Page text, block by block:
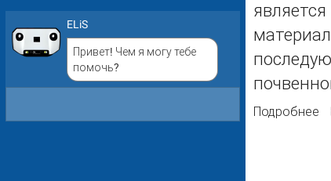
ELiS
Привет! Чем я могу тебе
помочь?
Подробнее